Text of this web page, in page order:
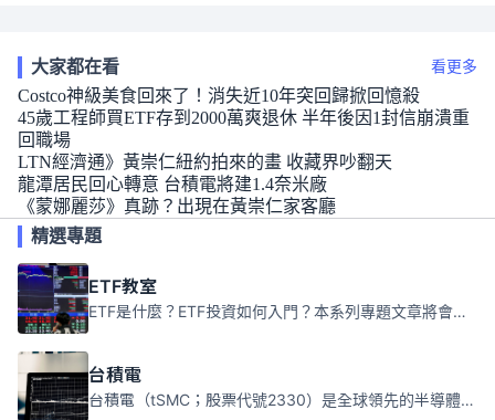
大家都在看 看更多
Costco神級美食回來了！消失近10年突回歸掀回憶殺
45歲工程師買ETF存到2000萬爽退休 半年後因1封信崩潰重
回職場
LTN經濟通》黃崇仁紐約拍來的畫 收藏界吵翻天
龍潭居民回心轉意 台積電將建1.4奈米廠
《蒙娜麗莎》真跡？出現在黃崇仁家客廳
精選專題
ETF教室
ETF是什麼？ETF投資如何入門？本系列專題文章將會告訴你新手必須知道的ETF基礎知識。
台積電
台積電（tSMC；股票代號2330）是全球領先的半導體代工公司，成立於1987年，總部位於台灣新竹。且已於美國、日本、德國及中國設廠，台積電是全球首家專業積體電路製造服務公司，也是全球最先進和最大規模的半導體代工廠。